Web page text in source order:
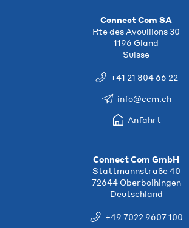
Connect Com SA
Rte des Avouillons 30
1196 Gland
Suisse
+41 21 804 66 22
info@ccm.ch
Anfahrt
Connect Com GmbH
Stattmannstraße 40
72644 Oberboihingen
Deutschland
+49 7022 9607 100